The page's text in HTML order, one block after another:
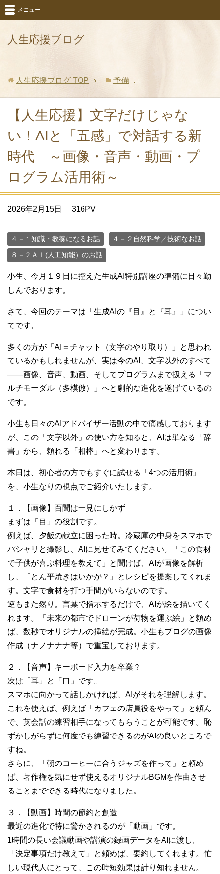
人生応援ブログ
メニュー
人生応援ブログ TOP 予備
【人生応援】文字だけじゃな
い！AIと「五感」で対話する新
時代 ～画像・音声・動画・プ
ログラム活用術～
2026年2月15日 316PV
４－１知識・教養になるお話 ４－２自然科学／技術なお話
８－２ＡＩ(人工知能）のお話
小生、今月１９日に控えた生成AI特別講座の準備に日々勤
しんでおります。
さて、今回のテーマは「生成AIの『目』と『耳』」につい
てです。
多くの方が「AI＝チャット（文字のやり取り）」と思われ
ているかもしれませんが、実は今のAI、文字以外のすべて
――画像、音声、動画、そしてプログラムまで扱える「マ
ルチモーダル（多模倣）」へと劇的な進化を遂げているの
です。
小生も日々のAIアドバイザー活動の中で痛感しております
が、この「文字以外」の使い方を知ると、AIは単なる「辞
書」から、頼れる「相棒」へと変わります。
本日は、初心者の方でもすぐに試せる「4つの活用術」
を、小生なりの視点でご紹介いたします。
１．【画像】百聞は一見にしかず
まずは「目」の役割です。
例えば、夕飯の献立に困った時。冷蔵庫の中身をスマホで
パシャリと撮影し、AIに見せてみてください。「この食材
で子供が喜ぶ料理を教えて」と聞けば、AIが画像を解析
し、「とん平焼きはいかが？」とレシピを提案してくれま
す。文字で食材を打つ手間がいらないのです。
逆もまた然り。言葉で指示するだけで、AIが絵を描いてく
れます。「未来の都市でドローンが荷物を運ぶ絵」と頼め
ば、数秒でオリジナルの挿絵が完成。小生もブログの画像
作成（ナノナナナ等）で重宝しております。
２．【音声】キーボード入力を卒業？
次は「耳」と「口」です。
スマホに向かって話しかければ、AIがそれを理解します。
これを使えば、例えば「カフェの店員役をやって」と頼ん
で、英会話の練習相手になってもらうことが可能です。恥
ずかしがらずに何度でも練習できるのがAIの良いところで
すね。
さらに、「朝のコーヒーに合うジャズを作って」と頼め
ば、著作権を気にせず使えるオリジナルBGMを作曲させ
ることまでできる時代になりました。
３．【動画】時間の節約と創造
最近の進化で特に驚かされるのが「動画」です。
1時間の長い会議動画や講演の録画データをAIに渡し、
「決定事項だけ教えて」と頼めば、要約してくれます。忙
しい現代人にとって、この時短効果は計り知れません。